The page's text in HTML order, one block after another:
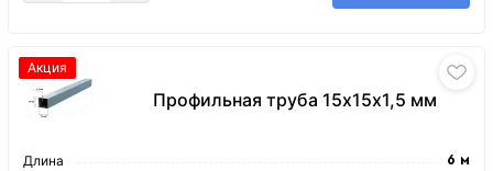
Профильная труба 15х15х1,5 мм
Акция
Длина 6 м